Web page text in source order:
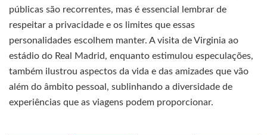
públicas são recorrentes, mas é essencial lembrar de
respeitar a privacidade e os limites que essas
personalidades escolhem manter. A visita de Virginia ao
estádio do Real Madrid, enquanto estimulou especulações,
também ilustrou aspectos da vida e das amizades que vão
além do âmbito pessoal, sublinhando a diversidade de
experiências que as viagens podem proporcionar.